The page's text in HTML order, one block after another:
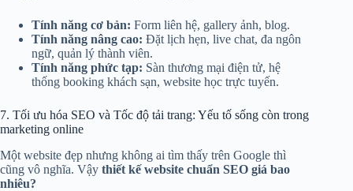
Tính năng cơ bản: Form liên hệ, gallery ảnh, blog.
Tính năng nâng cao: Đặt lịch hẹn, live chat, đa ngôn
ngữ, quản lý thành viên.
Tính năng phức tạp: Sàn thương mại điện tử, hệ
thống booking khách sạn, website học trực tuyến.
7. Tối ưu hóa SEO và Tốc độ tải trang: Yếu tố sống còn trong
marketing online
Một website đẹp nhưng không ai tìm thấy trên Google thì
cũng vô nghĩa. Vậy thiết kế website chuẩn SEO giá bao
nhiêu?